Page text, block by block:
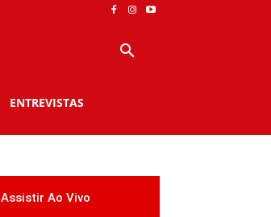
ENTREVISTAS
Assistir Ao Vivo